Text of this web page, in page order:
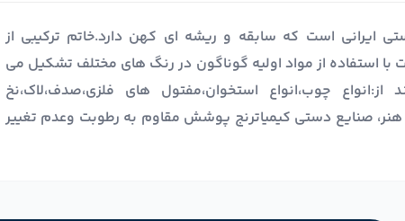
ایرانی است که سابقه و ریشه ای کهن دارد.خاتم ترکیبی از
با استفاده از مواد اولیه گوناگون در رنگ های مختلف تشکیل می
چوب،انواع استخوان،مفتول های فلزی،صدف،لاک،نخ
صنایع دستی کیمیاترنج پوشش مقاوم به رطوبت وعدم تغییر